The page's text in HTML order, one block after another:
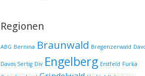
Regionen
ABG Bernina Braunwald Bregenzerwald
Davos Sertig Div Engelberg Erstfeld Furka